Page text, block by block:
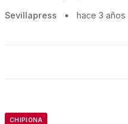
Sevillapress • hace 3 años
CHIPIONA